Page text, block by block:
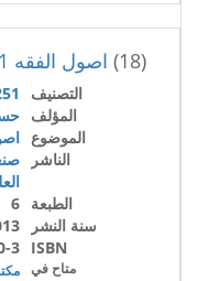
(18) اصول الفقه 1
التصنيف 251 (الفقه
المؤلف
الموضوع
الناشر
الطبعة 6
سنة النشر
ISBN
3
متاح في